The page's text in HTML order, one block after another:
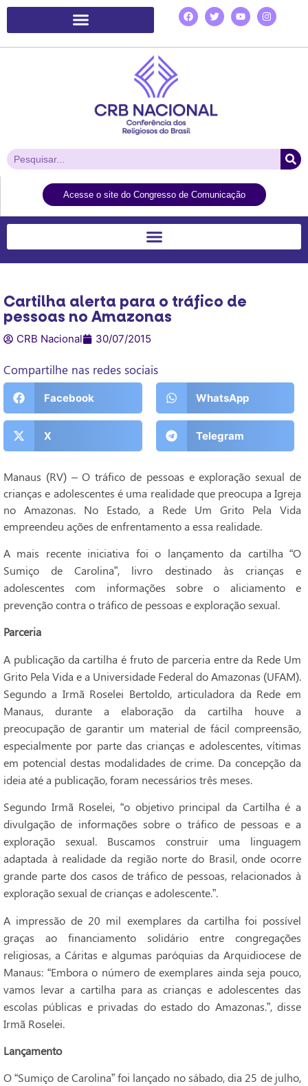
Acesse o site do Congresso de Comunicação
Cartilha alerta para o tráfico de
pessoas no Amazonas
CRB Nacional 30/07/2015
Compartilhe nas redes sociais
Facebook WhatsApp
X Telegram
Manaus (RV) – O tráfico de pessoas e exploração sexual de
crianças e adolescentes é uma realidade que preocupa a Igreja
no Amazonas. No Estado, a Rede Um Grito Pela Vida
empreendeu ações de enfrentamento a essa realidade.
A mais recente iniciativa foi o lançamento da cartilha “O
Sumiço de Carolina”, livro destinado às crianças e
adolescentes com informações sobre o aliciamento e
prevenção contra o tráfico de pessoas e exploração sexual.
Parceria
A publicação da cartilha é fruto de parceria entre da Rede Um
Grito Pela Vida e a Universidade Federal do Amazonas (UFAM).
Segundo a Irmã Roselei Bertoldo, articuladora da Rede em
Manaus, durante a elaboração da cartilha houve a
preocupação de garantir um material de fácil compreensão,
especialmente por parte das crianças e adolescentes, vítimas
em potencial destas modalidades de crime. Da concepção da
ideia até a publicação, foram necessários três meses.
Segundo Irmã Roselei, “o objetivo principal da Cartilha é a
divulgação de informações sobre o tráfico de pessoas e a
exploração sexual. Buscamos construir uma linguagem
adaptada à realidade da região norte do Brasil, onde ocorre
grande parte dos casos de tráfico de pessoas, relacionados à
exploração sexual de crianças e adolescente.”.
A impressão de 20 mil exemplares da cartilha foi possível
graças ao financiamento solidário entre congregações
religiosas, a Cáritas e algumas paróquias da Arquidiocese de
Manaus: “Embora o número de exemplares ainda seja pouco,
vamos levar a cartilha para as crianças e adolescentes das
escolas públicas e privadas do estado do Amazonas.”, disse
Irmã Roselei.
Lançamento
O “Sumiço de Carolina” foi lançado no sábado, dia 25 de julho,